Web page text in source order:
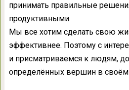
принимать правильные
продуктивными.
Мы все хотим сделать свою
эффективнее. Поэтому с
и присматриваемся к людям,
определённых вершин в своём